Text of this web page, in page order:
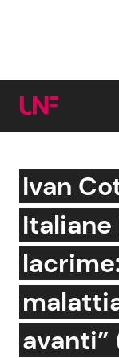
Cerca:
News e
Attualità
Dal Mondo
Ivan
avanti”